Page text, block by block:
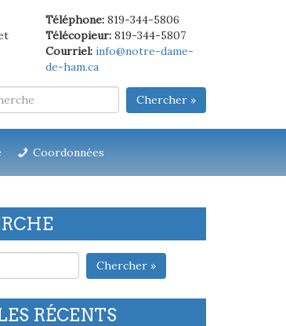
Téléphone:819-344-5806
Télécopieur:819-344-5807
Courriel: info@notre-dame-
de-ham.ca
Chercher »
Coordonnées
Chercher »
RÉCENTS